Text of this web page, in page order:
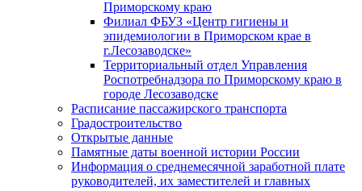
Приморскому краю
Филиал ФБУЗ «Центр гигиены и
эпидемиологии в Приморском крае в
г.Лесозаводске»
Территориальный отдел Управления
Роспотребнадзора по Приморскому краю в
городе Лесозаводске
Расписание пассажирского транспорта
Градостроительство
Открытые данные
Памятные даты военной истории России
Информация о среднемесячной заработной плате
руководителей, их заместителей и главных